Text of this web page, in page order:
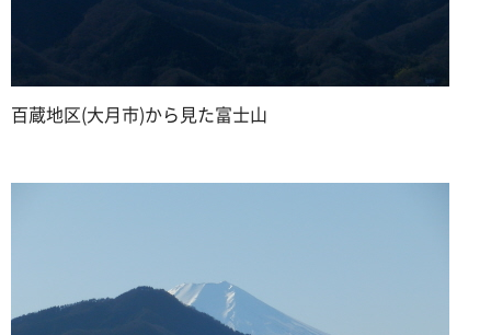
百蔵地区(大月市)から見た富士山